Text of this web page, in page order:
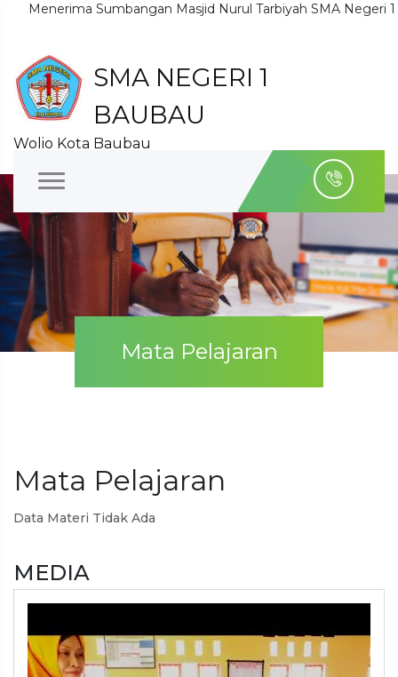
Sumbangan Masjid Nurul Tarbiyah SMA Negeri 1
SMA NEGERI 1
BAUBAU
Wolio Kota Baubau
Mata Pelajaran
Mata Pelajaran
Data Materi Tidak Ada
MEDIA